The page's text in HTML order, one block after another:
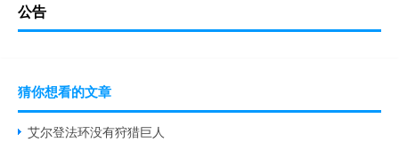
公告
猜你想看的文章
艾尔登法环没有狩猎巨人